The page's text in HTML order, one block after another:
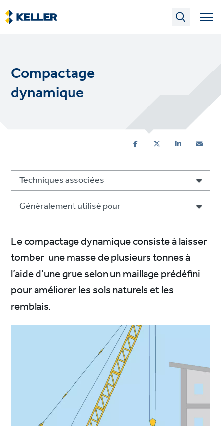
Skip
to
main
Compactage
dynamique
Techniques associées
Généralement utilisé pour
Le compactage dynamique consiste à laisser
tomber une masse de plusieurs tonnes à
l’aide d’une grue selon un maillage prédéfini
pour améliorer les sols naturels et les
remblais.